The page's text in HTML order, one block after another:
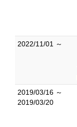
2022/11/01 ～
2019/03/16 ～
2019/03/20